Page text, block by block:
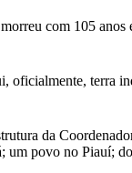
com 105 anos
oficialmente, terra
da
povo no Piauí;